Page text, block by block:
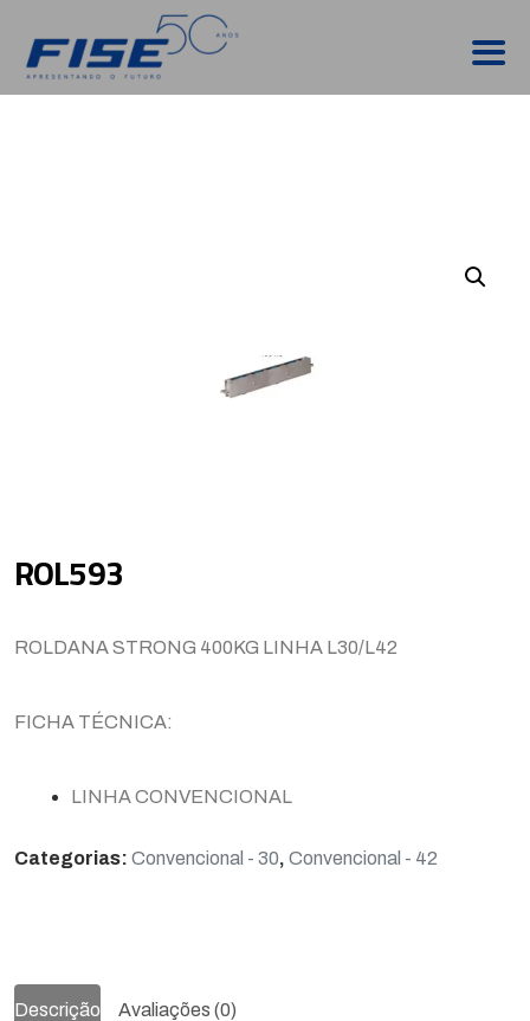
ROL593
ROLDANA STRONG 400KG LINHA L30/L42
FICHA TÉCNICA:
LINHA CONVENCIONAL
Categorias: Convencional - 30, Convencional - 42
Descrição Avaliações (0)